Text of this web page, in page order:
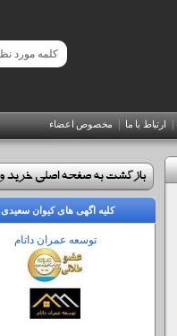
|ارتباط با ما |مخصوص اعضاء
کلیه اگهی های کیوان سعیدی
توسعه عمران داتام